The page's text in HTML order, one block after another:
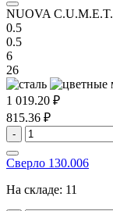
NUOVA C.U.M.E.T.
0.5
0.5
6
26
1 019.20 ₽
815.36 ₽
-
Сверло 130.006
На складе: 11